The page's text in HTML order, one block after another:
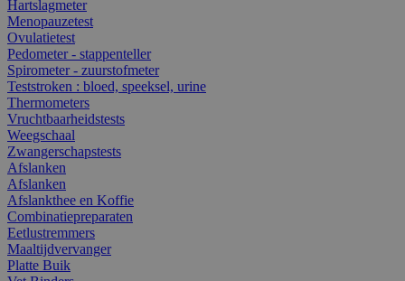
Hartslagmeter
Menopauzetest
Ovulatietest
Pedometer - stappenteller
Spirometer - zuurstofmeter
Teststroken : bloed, speeksel, urine
Thermometers
Vruchtbaarheidstests
Weegschaal
Zwangerschapstests
Afslanken
Afslanken
Afslankthee en Koffie
Combinatiepreparaten
Eetlustremmers
Maaltijdvervanger
Platte Buik